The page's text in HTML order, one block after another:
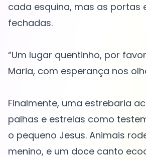
cada esquina, mas as portas
fechadas.
“Um lugar quentinho, por
Maria, com esperança nos
Finalmente, uma estrebaria
palhas e estrelas como
o pequeno Jesus. Animais
menino, e um doce canto